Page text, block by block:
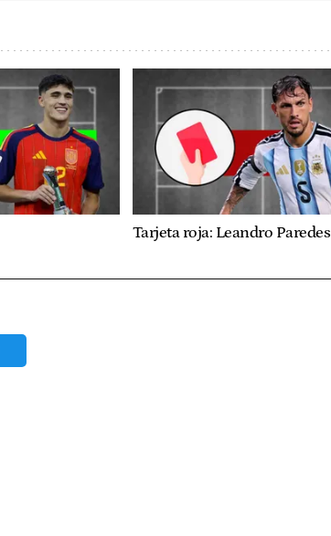
Tarjeta roja: Leandro Paredes